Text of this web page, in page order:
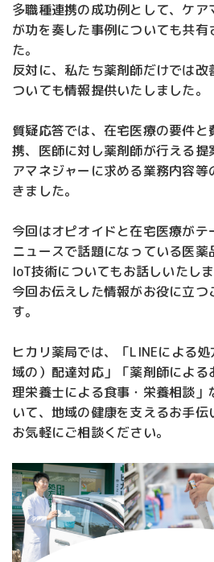
多職種連携の成功例として、ケア
が功を奏した事例についても共有
た。
反対に、私たち薬剤師だけでは改
ついても情報提供いたしました。
質疑応答では、在宅医療の要件
携、医師に対し薬剤師が行える提
アマネジャーに求める業務内容
きました。
今回はオピオイドと在宅医療がテ
ニュースで話題になっている医
IoT技術についてもお話しいたしま
今回お伝えした情報がお役に立つ
す。
ヒカリ薬局では、「LINEによる
域の）配達対応」「薬剤師によ
理栄養士による食事・栄養相談」
いて、地域の健康を支えるお手伝
お気軽にご相談ください。